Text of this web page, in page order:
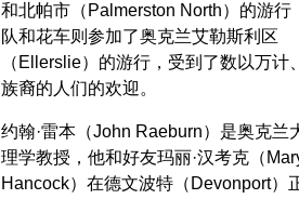
和北帕市（Palmerston North）的游行
队和花车则参加了奥克兰艾勒斯利区
（Ellerslie）的游行，受到了数以万计
族裔的人们的欢迎。
约翰·雷本（John Raeburn）是奥克兰
理学教授，他和好友玛丽·汉考克（
Hancock）在德文波特（Devonport）